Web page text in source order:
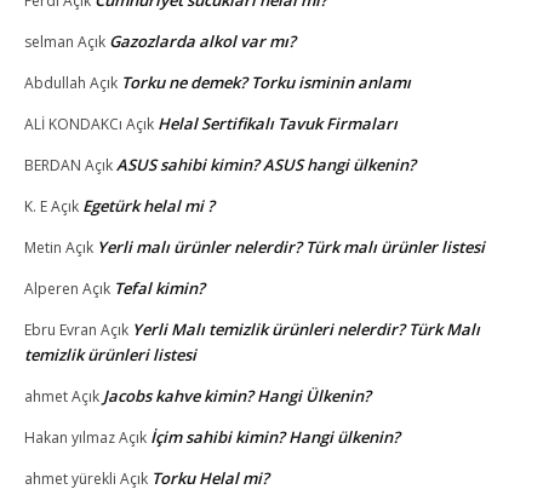
selman Açık Gazozlarda alkol var mı?
Abdullah Açık Torku ne demek? Torku isminin anlamı
ALİ KONDAKCı Açık Helal Sertifikalı Tavuk Firmaları
BERDAN AçıkASUS sahibi kimin? ASUS hangi ülkenin?
K. EAçık Egetürk helal mi ?
Metin Açık Yerli malı ürünler nelerdir? Türk malı ürünler listesi
Alperen Açık Tefal kimin?
Ebru Evran Açık Yerli Malı temizlik ürünleri nelerdir? Türk Malı
temizlik ürünleri listesi
ahmetAçık Jacobs kahve kimin? Hangi Ülkenin?
Hakan yılmazAçık İçim sahibi kimin? Hangi ülkenin?
ahmet yürekli Açık Torku Helal mi?